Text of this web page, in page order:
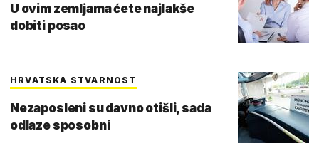
U ovim zemljama ćete najlakše
dobiti posao
HRVATSKA STVARNOST
Nezaposleni su davno otišli, sada
odlaze sposobni